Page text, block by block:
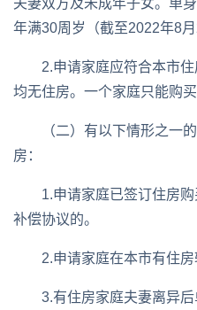
夫妻双方及未成年子女。单
年满30周岁（截至2022年8月
2.申请家庭应符合本市
均无住房。一个家庭只能购
（二）有以下情形之一
房：
1.申请家庭已签订住房
补偿协议的。
2.申请家庭在本市有住房
3.有住房家庭夫妻离异